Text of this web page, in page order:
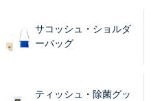
サコッシュ・ショルダ
ーバッグ
ティッシュ・除菌グッ